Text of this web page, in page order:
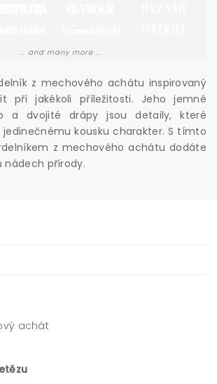
z mechového achátu inspirovaný
při jakékoli příležitosti. Jeho jemné
a dvojité drápy jsou detaily, které
kousku charakter. S tímto
z mechového achátu dodáte
nádech přírody.
... and many more ...
achát